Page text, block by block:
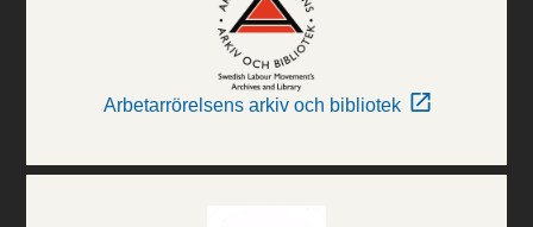
Arbetarrörelsens arkiv och bibliotek